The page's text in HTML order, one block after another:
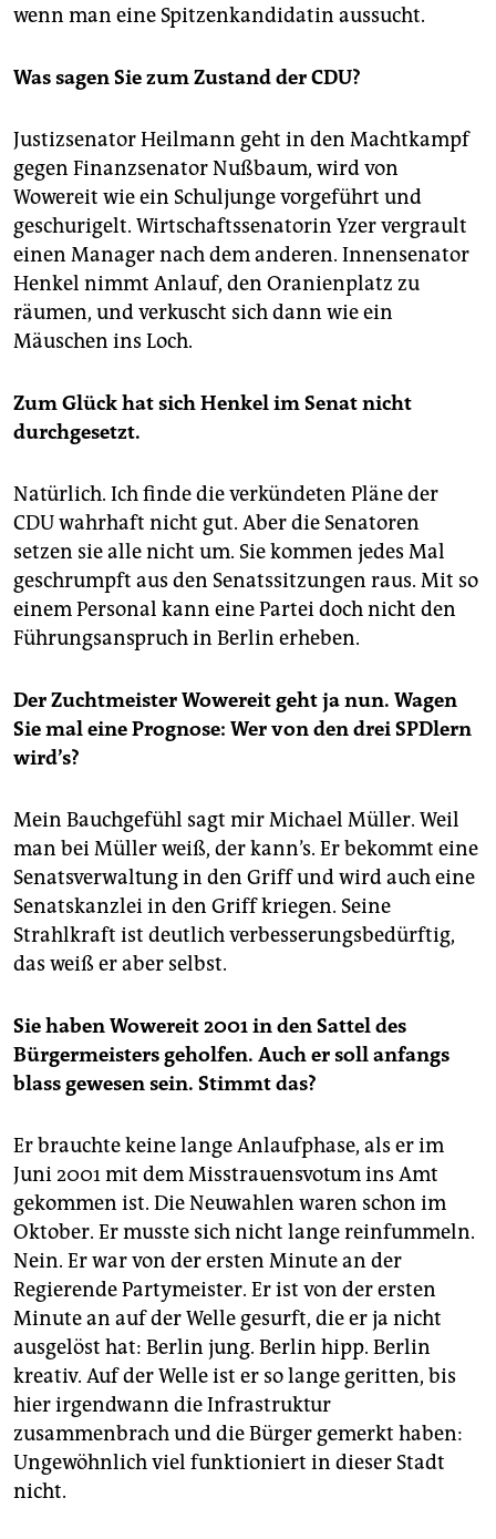
wenn man eine Spitzenkandidatin aussucht.
Was sagen Sie zum Zustand der CDU?
Justizsenator Heilmann geht in den Machtkampf
gegen Finanzsenator Nußbaum, wird von
Wowereit wie ein Schuljunge vorgeführt und
geschurigelt. Wirtschaftssenatorin Yzer vergrault
einen Manager nach dem anderen. Innensenator
Henkel nimmt Anlauf, den Oranienplatz zu
räumen, und verkuscht sich dann wie ein
Mäuschen ins Loch.
Zum Glück hat sich Henkel im Senat nicht
durchgesetzt.
Natürlich. Ich finde die verkündeten Pläne der
CDU wahrhaft nicht gut. Aber die Senatoren
setzen sie alle nicht um. Sie kommen jedes Mal
geschrumpft aus den Senatssitzungen raus. Mit so
einem Personal kann eine Partei doch nicht den
Führungsanspruch in Berlin erheben.
Der Zuchtmeister Wowereit geht ja nun. Wagen
Sie mal eine Prognose: Wer von den drei SPDlern
wird’s?
Mein Bauchgefühl sagt mir Michael Müller. Weil
man bei Müller weiß, der kann’s. Er bekommt eine
Senatsverwaltung in den Griff und wird auch eine
Senatskanzlei in den Griff kriegen. Seine
Strahlkraft ist deutlich verbesserungsbedürftig,
das weiß er aber selbst.
Sie haben Wowereit 2001 in den Sattel des
Bürgermeisters geholfen. Auch er soll anfangs
blass gewesen sein. Stimmt das?
Er brauchte keine lange Anlaufphase, als er im
Juni 2001 mit dem Misstrauensvotum ins Amt
gekommen ist. Die Neuwahlen waren schon im
Oktober. Er musste sich nicht lange reinfummeln.
Nein. Er war von der ersten Minute an der
Regierende Partymeister. Er ist von der ersten
Minute an auf der Welle gesurft, die er ja nicht
ausgelöst hat: Berlin jung. Berlin hipp. Berlin
kreativ. Auf der Welle ist er so lange geritten, bis
hier irgendwann die Infrastruktur
zusammenbrach und die Bürger gemerkt haben:
Ungewöhnlich viel funktioniert in dieser Stadt
nicht.